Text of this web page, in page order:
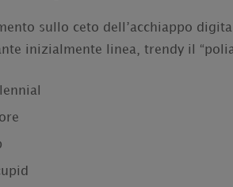
sullo ceto dell’acchiappo
inizialmente linea, trendy il